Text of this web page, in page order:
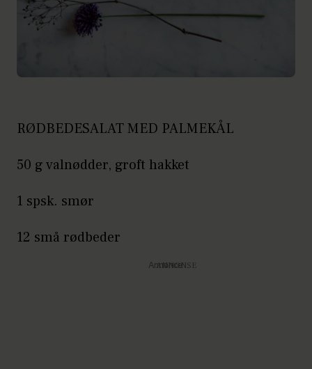
RØDBEDESALAT MED PALMEKÅL
50 g valnødder, groft hakket
1 spsk. smør
12 små rødbeder
Annonce